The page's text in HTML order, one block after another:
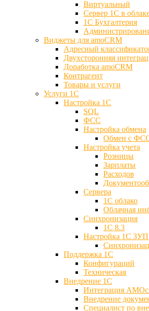
Виртуальный
Сервер 1С в
1С Бухгалтерия
Виджеты для amoCRM
Адресный
Двухсторонняя
Доработка amoCRM
Контрагент
Товары и услуги
Услуги 1С
Настройка 1С
SQL
ФСС
Настройка обмена
Обмен с
Настройка учета
Розницы
Зарплаты
Расходов
Сервера
1С облако
Облачная
Синхронизация
1С 8.3
Настройка 1С ЗУП
Поддержка 1С
Конфигураций
Техническая
Внедрение 1С
Интеграция
Внедрение
Специалист по